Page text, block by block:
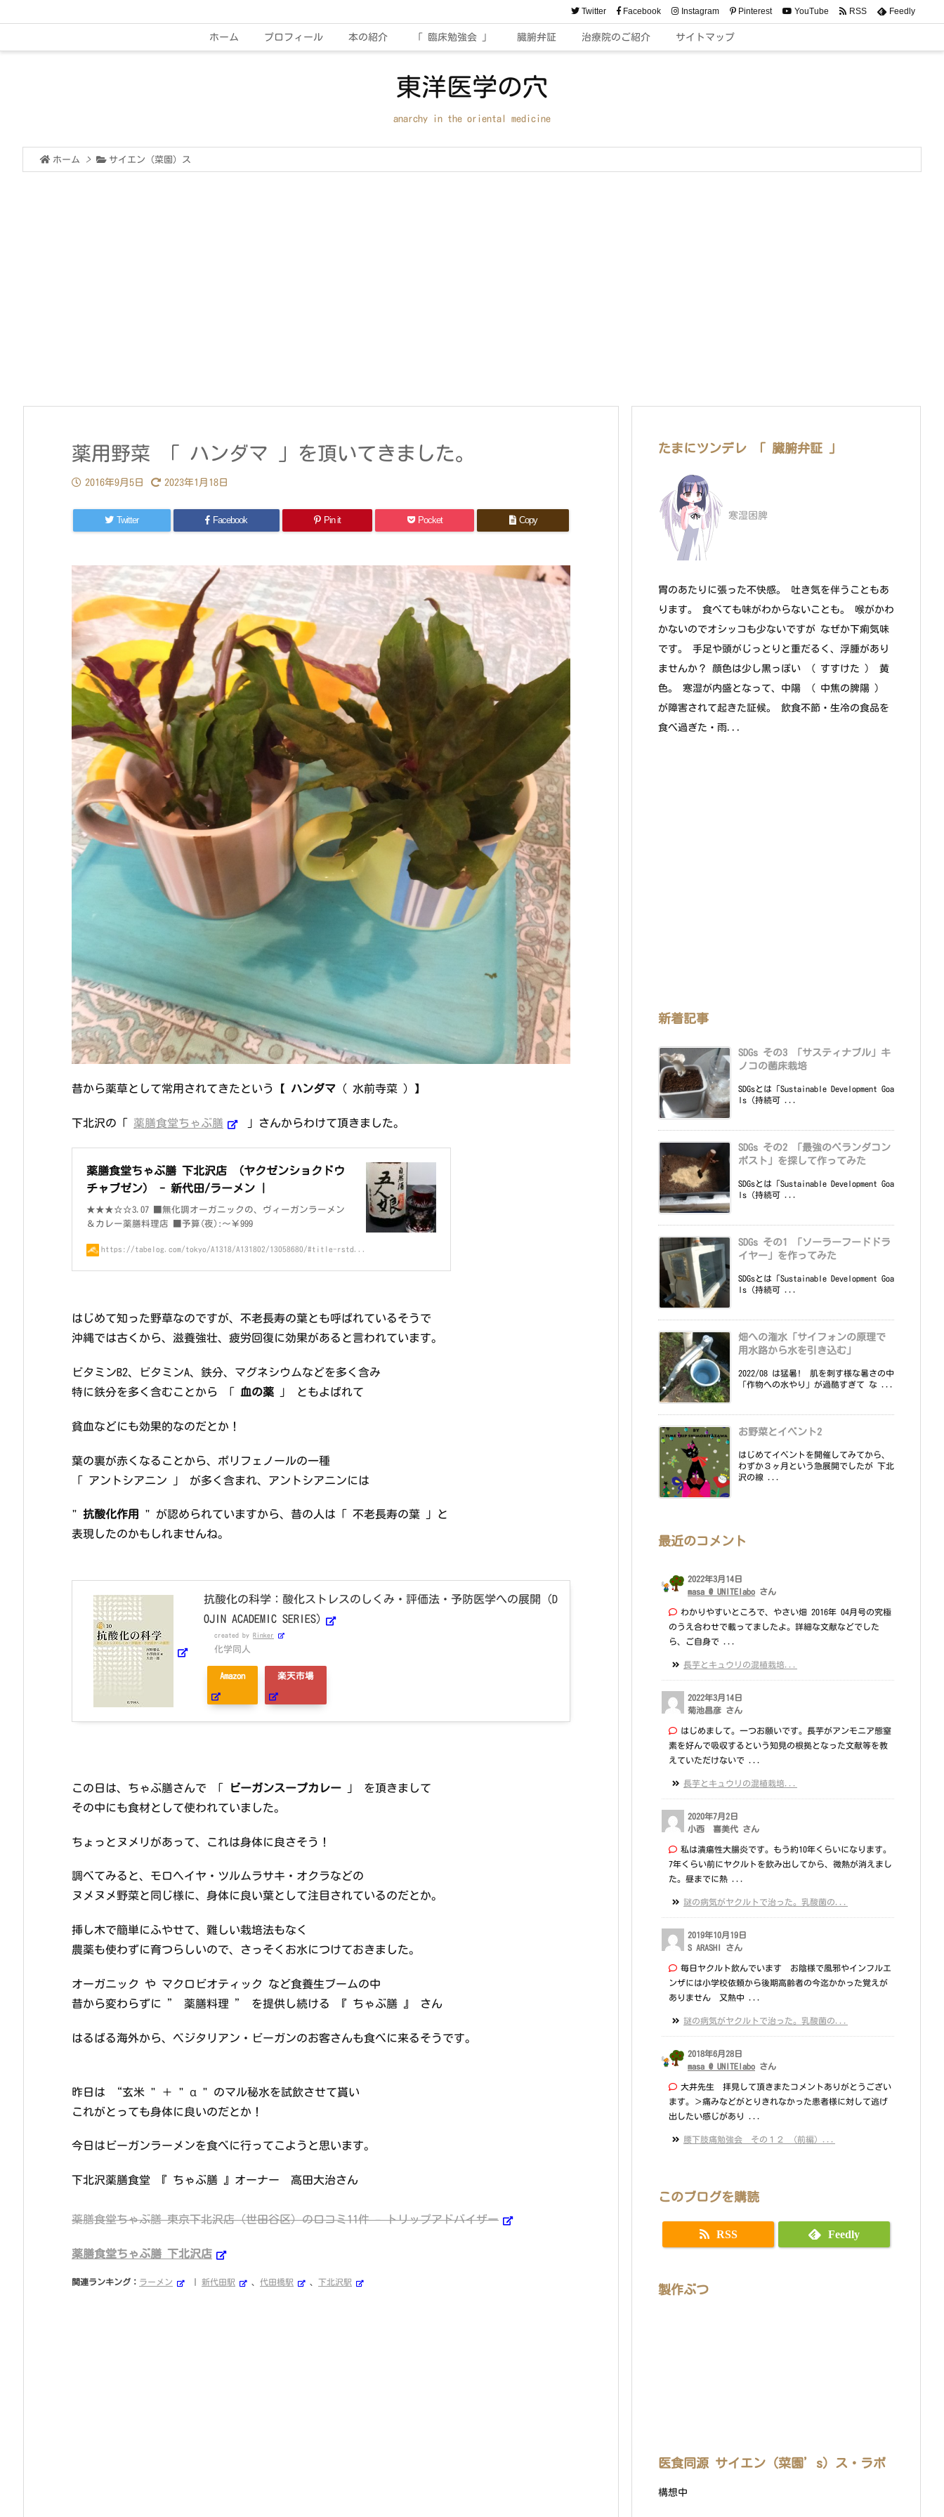
ホーム プロフィール 本の紹介 「 臨床勉強会 」 臓腑弁証 治療院のご紹介 サイトマップ
Twitter Facebook Instagram Pinterest YouTube RSS Feedly
東洋医学の穴
anarchy in the oriental medicine
ホーム > サイエン（菜園）ス
薬用野菜 「 ハンダマ 」を頂いてきました。
2016年9月5日 2023年1月18日
Twitter Facebook Pin it Pocket Copy
昔から薬草として常用されてきたという【 ハンダマ （ 水前寺菜 ）】
下北沢の「 薬膳食堂ちゃぶ膳 」さんからわけて頂きました。
薬膳食堂ちゃぶ膳 下北沢店 （ヤクゼンショクドウ
チャブゼン） - 新代田/ラーメン |
★★★☆☆3.07 ■無化調オーガニックの、ヴィーガンラーメン
＆カレー薬膳料理店 ■予算(夜):～￥999
https://tabelog.com/tokyo/A1318/A131802/13058680/#title-rstd...
はじめて知った野草なのですが、不老長寿の葉とも呼ばれているそうで
沖縄では古くから、滋養強壮、疲労回復に効果があると言われています。
ビタミンB2、ビタミンA、鉄分、マグネシウムなどを多く含み
特に鉄分を多く含むことから 「
血の薬 」 ともよばれて
貧血などにも効果的なのだとか！
葉の裏が赤くなることから、ポリフェノールの一種
「 アントシアニン 」 が多く含まれ、アントシアニンには
" 抗酸化作用
" が認められていますから、昔の人は「 不老長寿の葉 」と
表現したのかもしれませんね。
抗酸化の科学：酸化ストレスのしくみ・評価法・予防医学への展開 (D
OJIN ACADEMIC SERIES)
created by Rinker
化学同人
Amazon 楽天市場
この日は、ちゃぶ膳さんで 「 ビーガンスープカレー 」 を頂きまして
その中にも食材として使われていました。
ちょっとヌメリがあって、これは身体に良さそう！
調べてみると、モロヘイヤ・ツルムラサキ・オクラなどの
ヌメヌメ野菜と同じ様に、身体に良い葉として注目されているのだとか。
挿し木で簡単にふやせて、難しい栽培法もなく
農薬も使わずに育つらしいので、さっそくお水につけておきました。
オーガニック や マクロビオティック など食養生ブームの中
昔から変わらずに ” 薬膳料理 ” を提供し続ける 『 ちゃぶ膳 』 さん
はるばる海外から、ベジタリアン・ビーガンのお客さんも食べに来るそうです。
昨日は “玄米 " ＋ " α " のマル秘水を試飲させて貰い
これがとっても身体に良いのだとか！
今日はビーガンラーメンを食べに行ってこようと思います。
下北沢薬膳食堂 『 ちゃぶ膳 』オーナー 高田大治さん
薬膳食堂ちゃぶ膳 東京下北沢店 (世田谷区) の口コミ11件 – トリップアドバイザー
薬膳食堂ちゃぶ膳 下北沢店
関連ランキング： ラーメン 新代田駅 代田橋駅 下北沢駅
たまにツンデレ 「 臓腑弁証 」
寒湿困脾
胃のあたりに張った不快感。 吐き気を伴うこともあ
ります。 食べても味がわからないことも。 喉がかわ
かないのでオシッコも少ないですが なぜか下痢気味
です。 手足や頭がじっとりと重だるく、浮腫があり
ませんか？ 顔色は少し黒っぽい （ すすけた ） 黄
色。 寒湿が内盛となって、中陽 ( 中焦の脾陽 )
が障害されて起きた証候。 飲食不節・生冷の食品を
食べ過ぎた・雨...
新着記事
SDGs その3 「サスティナブル」キ
ノコの菌床栽培
SDGsとは「Sustainable Development Goa
ls（持続可 ...
SDGs その2 「最強のベランダコン
ポスト」を探して作ってみた
SDGsとは「Sustainable Development Goa
ls（持続可 ...
SDGs その1 「ソーラーフードドラ
イヤー」を作ってみた
SDGsとは「Sustainable Development Goa
ls（持続可 ...
畑への潅水「サイフォンの原理で
用水路から水を引き込む」
2022/08 は猛暑! 肌を刺す様な暑さの中
「作物への水やり」が過酷すぎて な ...
お野菜とイベント2
はじめてイベントを開催してみてから、
わずか３ヶ月という急展開でしたが 下北
沢の線 ...
最近のコメント
2022年3月14日
masa @ UNITElabo さん
わかりやすいところで、やさい畑 2016年 04月号の究極
のうえ合わせで載ってましたよ。詳細な文献などでした
ら、ご自身で ...
長芋とキュウリの混植栽培...
2022年3月14日
菊池昌彦 さん
はじめまして。一つお願いです。長芋がアンモニア態窒
素を好んで吸収するという知見の根拠となった文献等を教
えていただけないで ...
長芋とキュウリの混植栽培...
2020年7月2日
小西 喜美代 さん
私は潰瘍性大腸炎です。もう約10年くらいになります。
7年くらい前にヤクルトを飲み出してから、微熱が消えまし
た。昼までに熱 ...
謎の病気がヤクルトで治った。乳酸菌の...
2019年10月19日
S ARASHI さん
毎日ヤクルト飲んでいます お陰様で風邪やインフルエ
ンザには小学校依頼から後期高齢者の今迄かかった覚えが
ありません 又熱中 ...
謎の病気がヤクルトで治った。乳酸菌の...
2018年6月28日
masa @ UNITElabo さん
大井先生 拝見して頂きまたコメントありがとうござい
ます。＞痛みなどがとりきれなかった患者様に対して逃げ
出したい感じがあり ...
腰下肢痛勉強会 その１２ （前編）...
このブログを購読
RSS Feedly
製作ぶつ
医食同源 サイエン（菜園’s）ス・ラボ
構想中